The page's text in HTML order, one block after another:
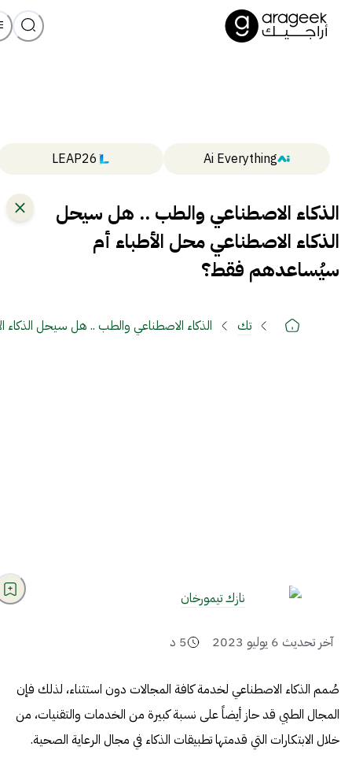
Ai Everything
LEAP26
الذكاء الاصطناعي والطب .. هل سيحل
الذكاء الاصطناعي محل الأطباء أم
سيُساعدهم فقط؟
تك الذكاء الاصطناعي والطب .. هل سيحل
نازك تيمورخان
آخر تحديث 6 يوليو 2023 5 د
صُمم الذكاء الاصطناعي لخدمة كافة المجالات دون استثناء، لذلك فإن
المجال الطبي قد حاز أيضاً على نسبة كبيرة من الخدمات والتقنيات، من
خلال الابتكارات التي قدمتها تطبيقات الذكاء في مجال الرعاية الصحية.